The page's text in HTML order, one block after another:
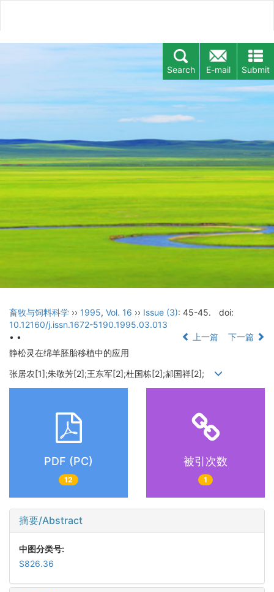
Submit
E-mail
Search
畜牧与饲料科学 ›› 1995, Vol. 16 ›› Issue (3): 45-45.
doi:
10.12160/j.issn.1672-5190.1995.03.013
• •
上一篇
下一篇
静松灵在绵羊胚胎移植中的应用
张居农[1];朱敬芳[2];王东军[2];杜国栋[2];郝国祥[2];
PDF (PC)
12
被引次数
1
摘要/Abstract
中图分类号:
S826.36